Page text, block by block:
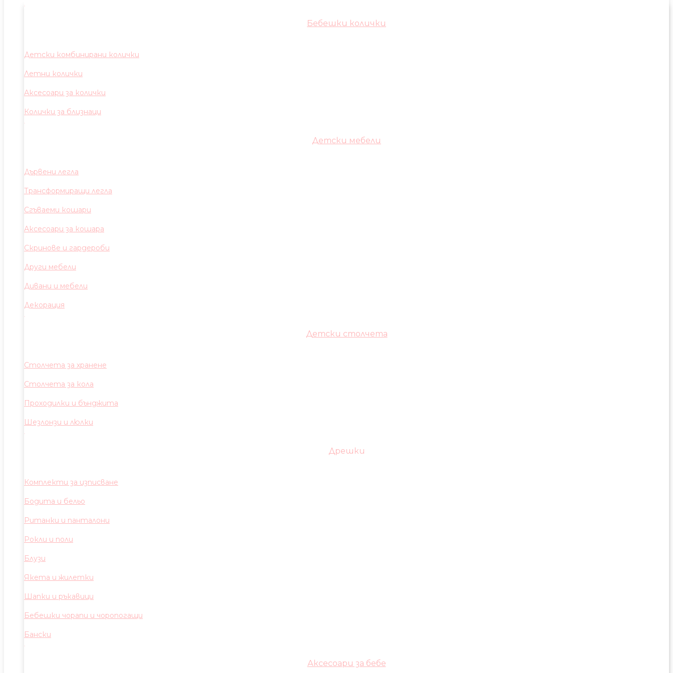
Бебешки колички
Детски комбинирани колички
Летни колички
Аксесоари за колички
Колички за близнаци
Детски мебели
Дървени легла
Трансформиращи легла
Сгъваеми кошари
Аксесоари за кошара
Скринове и гардероби
Други мебели
Дивани и мебели
Декорация
Детски столчета
Столчета за хранене
Столчета за кола
Проходилки и бънджита
Шезлонзи и люлки
Дрешки
Комплекти за изписване
Бодита и бельо
Ританки и панталони
Рокли и поли
Блузи
Якета и жилетки
Шапки и ръкавици
Бебешки чорапи и чоропогащи
Бански
Аксесоари за бебе